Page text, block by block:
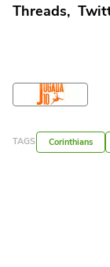
Threads,
TAGS Corinthians